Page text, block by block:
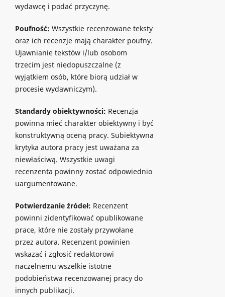
wydawcę i podać przyczynę.
Poufność: Wszystkie recenzowane teksty
oraz ich recenzje mają charakter poufny.
Ujawnianie tekstów i/lub osobom
trzecim jest niedopuszczalne (z
wyjątkiem osób, które biorą udział w
procesie wydawniczym).
Standardy obiektywności: Recenzja
powinna mieć charakter obiektywny i być
konstruktywną oceną pracy. Subiektywna
krytyka autora pracy jest uważana za
niewłaściwą. Wszystkie uwagi
recenzenta powinny zostać odpowiednio
uargumentowane.
Potwierdzanie źródeł: Recenzent
powinni zidentyfikować opublikowane
prace, które nie zostały przywołane
przez autora. Recenzent powinien
wskazać i zgłosić redaktorowi
naczelnemu wszelkie istotne
podobieństwa recenzowanej pracy do
innych publikacji.